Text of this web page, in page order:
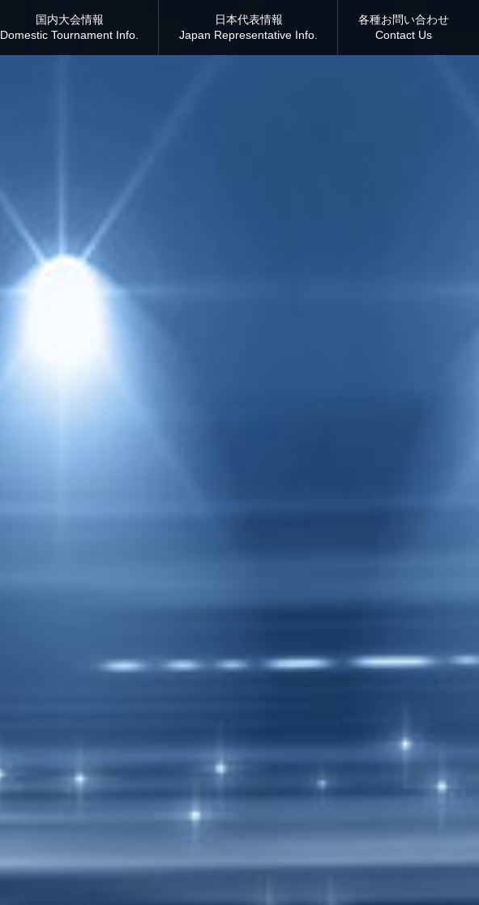
国内大会情報
Domestic Tournament Info.
日本代表情報
Japan Representative Info.
各種お問い合わせ
Contact Us